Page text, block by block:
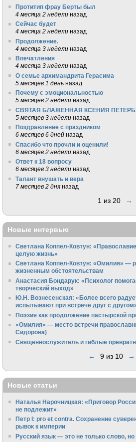
Протитип фрау Берты был
4 месяца 2 недели назад
Сейчас будет
4 месяца 2 недели назад
Продолжение.
4 месяца 3 недели назад
Впечатления
4 месяца 3 недели назад
О семье архимандрита Герасима
5 месяцев 1 день назад
Почему с эмоциональностью
5 месяцев 2 недели назад
СВЯТАЯ БЛАЖЕННАЯ КСЕНИЯ
5 месяцев 3 недели назад
Поздравление с праздником
6 месяцев 6 дней назад
Спасибо что прочли и оценили!
6 месяцев 2 недели назад
Ответ к 18 вопросу
6 месяцев 3 недели назад
Талант внушать и вера
7 месяцев 2 дня назад
1 из 20 →
Новые интервью
Светлана Коппел-Ковтун:
целую жизнь»
Светлана Коппел-Ковтун: «Омилия» —
жизненным обстоятельствам
Анастасия Бондарук: «Психолог
творческий выход»
Ю.Н. Вознесенская: «Более всего
испытывают при встрече друг с
Поэзия как продолжение пастырской
«Омилия» — место встречи
Сидорова)
Священнослужитель и гиблые
← 9 из 10 →
Новые статьи
Наталья Нарочницкая: «Приговор
не подлежит»
Петр I: pro et contra. Сохранение
рывок к империи
Русский язык — это не только слово,